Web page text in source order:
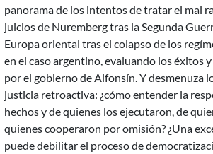
panorama de los intentos de tratar el mal
juicios de Nuremberg tras la Segunda
Europa oriental tras el colapso de los
en el caso argentino, evaluando los éxitos
por el gobierno de Alfonsín. Y desmenuza
justicia retroactiva: ¿cómo entender la
hechos y de quienes los ejecutaron, de
quienes cooperaron por omisión? ¿Una
puede debilitar el proceso de